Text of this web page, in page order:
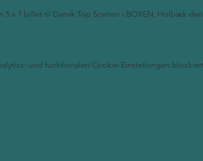
5 x 1 billet til Dansk Top Scenen i BOXEN, Holbæk
und funktionalen Cookie-Einstellungen